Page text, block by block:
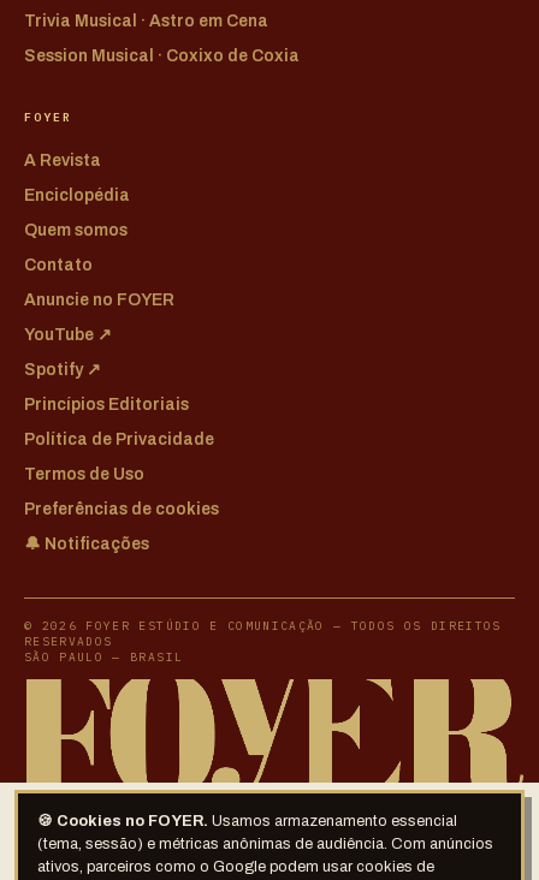
🍪 Cookies no FOYER. Usamos armazenamento essencial
(tema, sessão) e métricas anônimas de audiência. Com anúncios
ativos, parceiros como o Google podem usar cookies de
Trivia Musical · Astro em Cena
Session Musical · Coxixo de Coxia
FOYER
A Revista
Enciclopédia
Quem somos
Contato
Anuncie no FOYER
YouTube ↗
Spotify ↗
Princípios Editoriais
Política de Privacidade
Termos de Uso
Preferências de cookies
🔔 Notificações
© 2026 FOYER ESTÚDIO E COMUNICAÇÃO — TODOS OS DIREITOS
RESERVADOS
SÃO PAULO — BRASIL